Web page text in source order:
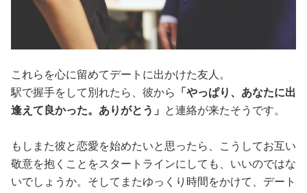
これらを心に留めてデートに出かけた友人。
駅で握手をして別れたら、彼から
「やっぱり、あなたに出
逢えて良かった。ありがとう」
と連絡が来たそうです。
もしまた彼と恋愛を始めたいと思ったら、こうしてお互い
敬意を抱くことをスタートラインにしても、いいのではな
いでしょうか。そしてまたゆっくり時間をかけて、デート